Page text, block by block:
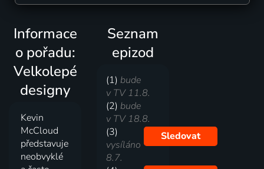
Informace
o pořadu:
Velkolepé
designy
Kevin
McCloud
představuje
neobvyklé
Seznam
epizod
(1)bude
v TV 11.8.
(2)bude
v TV 18.8.
(3)
vysíláno
8.7.
Sledovat